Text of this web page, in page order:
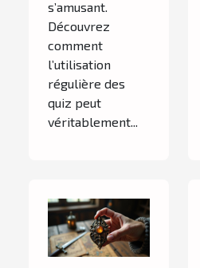
s’amusant.
Découvrez
comment
l’utilisation
régulière des
quiz peut
véritablement...